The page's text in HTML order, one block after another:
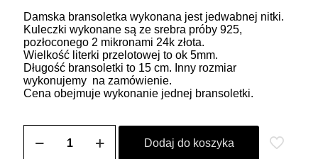
Damska bransoletka wykonana jest jedwabnej nitki.
Kuleczki wykonane są ze srebra próby 925,
pozłoconego 2 mikronami 24k złota.
Wielkość literki przelotowej to ok 5mm.
Długość bransoletki to 15 cm. Inny rozmiar
wykonujemy na zamówienie.
Cena obejmuje wykonanie jednej bransoletki.
Bransoletka
Dodaj do koszyka